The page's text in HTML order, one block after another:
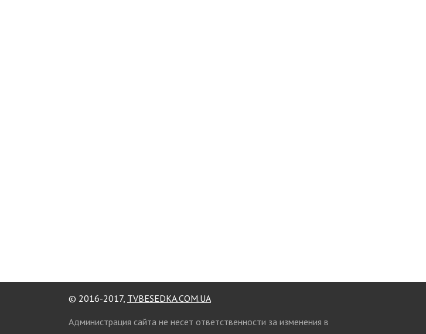
© 2016-2017, TVBESEDKA.COM.UA
Администрация сайта не несет ответственности за изменения в